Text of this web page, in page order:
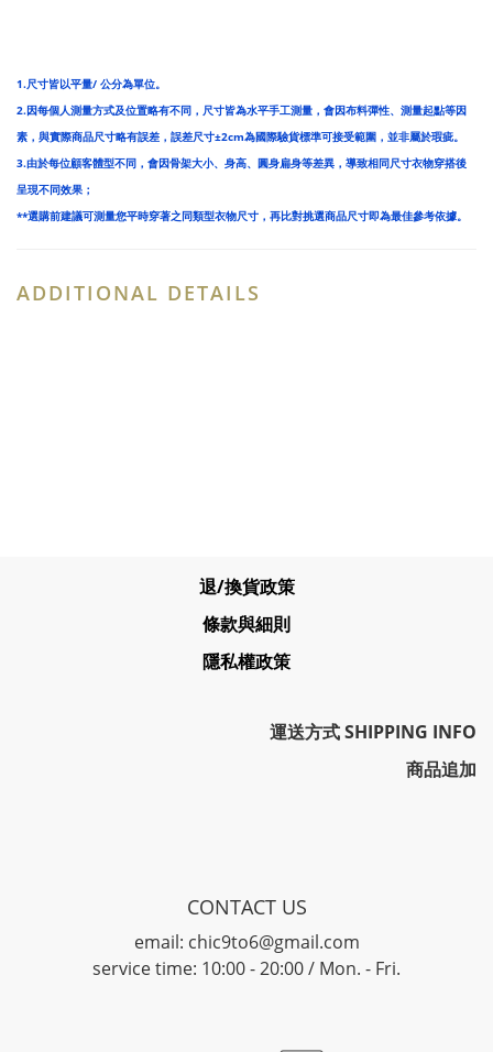
1.尺寸皆以平量/ 公分為單位。
2.因每個人測量方式及位置略有不同，尺寸皆為水平手工測量，會因布料彈性、測量起點等因
素，與實際商品尺寸略有誤差，誤差尺寸±2cm為國際驗貨標準可接受範圍，並非屬於瑕疵。
3.由於每位顧客體型不同，會因骨架大小、身高、圓身扁身等差異，導致相同尺寸衣物穿搭後
呈現不同效果；
**選購前建議可測量您平時穿著之同類型衣物尺寸，再比對挑選商品尺寸即為最佳參考依據。
ADDITIONAL DETAILS
退/換貨政策
條款與細則
隱私權政策
運送方式 SHIPPING INFO
商品追加
CONTACT US
email: chic9to6@gmail.com
service time: 10:00 - 20:00 / Mon. - Fri.